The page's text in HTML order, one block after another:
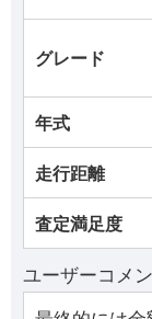
グレード
年式
走行距離
査定満足度
ユーザーコメ